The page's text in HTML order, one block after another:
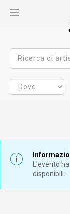
L'evento
disponibili.